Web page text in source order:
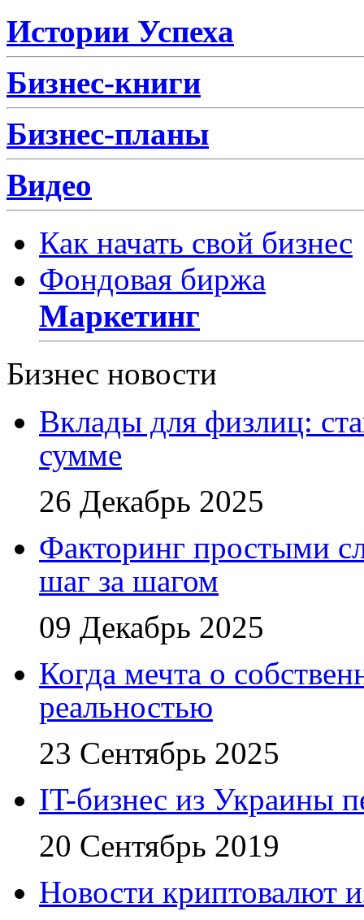
Истории Успеха
Бизнес-книги
Бизнес-планы
Видео
Как начать свой бизнес
Фондовая биржа
Маркетинг
Бизнес новости
Вклады для физлиц:
сумме
26 Декабрь 2025
Факторинг простыми
шаг за шагом
09 Декабрь 2025
Когда мечта о
реальностью
23 Сентябрь 2025
IT-бизнес из Украины
20 Сентябрь 2019
Новости криптовалют